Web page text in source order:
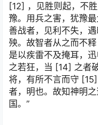
[12] ，见胜则起，不
豫。用兵之害，犹豫最
善战者，见利不失，
殃。故智者从之而不
是以疾雷不及掩耳，
之若狂，当 [14] 之者
将，有所不言而守
者，明也。故知神明
国。”